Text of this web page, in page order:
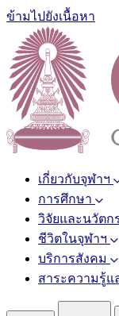
ข้ามไปยังเนื้อหา
เกี่ยวกับจุฬาฯ
การศึกษา
วิจัยและนวัตก
ชีวิตในจุฬาฯ
บริการสังคม
สาระความรู้แ